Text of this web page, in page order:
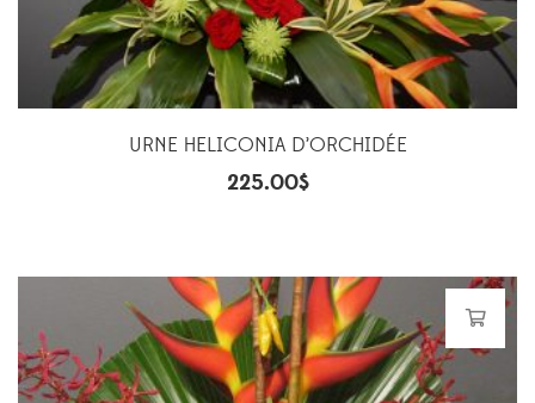
URNE HELICONIA D’ORCHIDÉE
225.00$